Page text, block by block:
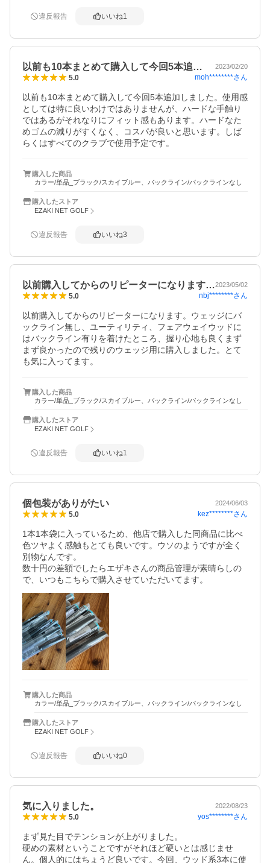
違反報告 いいね1
以前も10本まとめて購入して今回5本追… 2023/02/20
5.0 moh********さん
以前も10本まとめて購入して今回5本追加しました。使用感
としては特に良いわけではありませんが、ハードな手触り
ではあるがそれなりにフィット感もあります。ハードなた
めゴムの減りがすくなく、コスパが良いと思います。しば
らくはすべてのクラブで使用予定です。
購入した商品
カラー/単品_ブラック/スカイブルー、バックライン/バックラインなし
購入したストア
EZAKI NET GOLF
違反報告 いいね3
以前購入してからのリピーターになります…2023/05/02
5.0 nbj********さん
以前購入してからのリピーターになります。ウェッジにバ
ックライン無し、ユーティリティ、フェアウェイウッドに
はバックライン有りを着けたところ、握り心地も良くまず
まず良かったので残りのウェッジ用に購入しました。とて
も気に入ってます。
購入した商品
カラー/単品_ブラック/スカイブルー、バックライン/バックラインなし
購入したストア
EZAKI NET GOLF
違反報告 いいね1
個包装がありがたい 2024/06/03
5.0 kez********さん
1本1本袋に入っているため、他店で購入した同商品に比べ
色ツヤよく感触もとても良いです。ウソのようですが全く
別物なんです。
数十円の差額でしたらエザキさんの商品管理が素晴らしの
で、いつもこちらで購入させていただいてます。
購入した商品
カラー/単品_ブラック/スカイブルー、バックライン/バックラインなし
購入したストア
EZAKI NET GOLF
違反報告 いいね0
気に入りました。 2022/08/23
5.0 yos********さん
まず見た目でテンションが上がりました。
硬めの素材ということですがそれほど硬いとは感じませ
ん。個人的にはちょうど良いです。今回、ウッド系3本に使